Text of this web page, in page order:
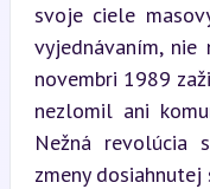
svoje ciele
vyjednávaním,
novembri 1989
nezlomil ani
Nežná revolúcia
zmeny